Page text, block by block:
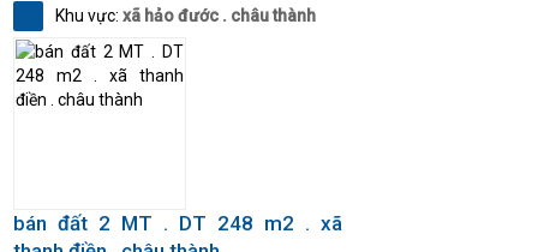
Khu vực: xã hảo đước . châu thành
bán đất 2 MT . DT 248 m2 . xã